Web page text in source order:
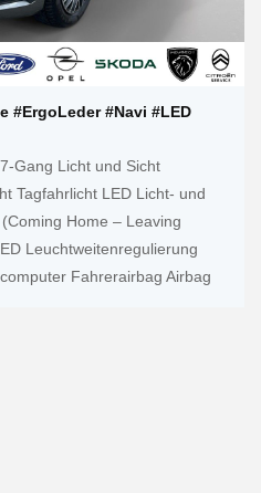
#ErgoLeder #Navi #LED
Gang Licht und Sicht
Tagfahrlicht LED Licht- und
Home – Leaving
Leuchtweitenregulierung
Fahrerairbag Airbag